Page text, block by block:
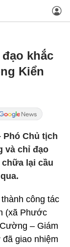
khắc
Kiển
Phó Chủ tịch
và chỉ đạo
lại cầu
công tác
(xã Phước
– Giám
đã giao nhiệm